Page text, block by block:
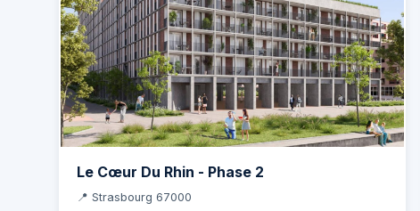
Le Cœur Du Rhin - Phase 2
📍 Strasbourg 67000